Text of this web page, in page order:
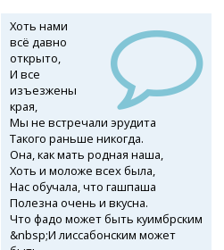
Хоть нами
всё давно
открыто,
И все
изъезжены
края,
Мы не встречали эрудита
Такого раньше никогда.
Она, как мать родная наша,
Хоть и моложе всех была,
Нас обучала, что гашпаша
Полезна очень и вкусна.
Что фадо может быть куимбрским
&nbsp;И лиссабонским может